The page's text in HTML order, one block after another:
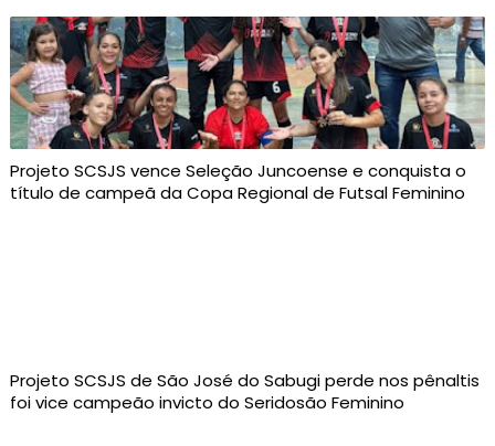
Projeto SCSJS vence Seleção Juncoense e conquista o
título de campeã da Copa Regional de Futsal Feminino
Projeto SCSJS de São José do Sabugi perde nos pênaltis
foi vice campeão invicto do Seridosão Feminino